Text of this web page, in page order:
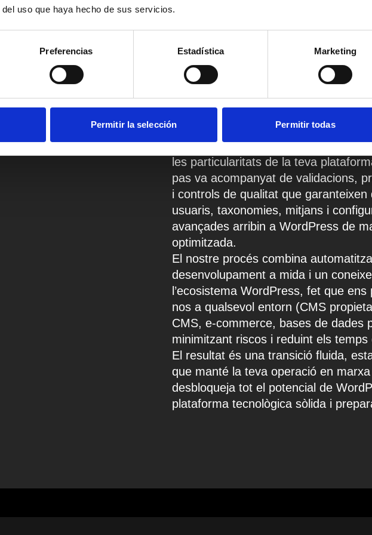
uso que haya hecho de sus servicios.
Preferencias Estadística Marketing
Permitir la selección Permitir todas
Migrar a WordPress no ha de ser un
ni ple de riscos. Dissenyem
de servei, sense pèrdua
gràcies a un enfocament tècnic que
l’estabilitat i la continuïtat operativa
Creem importadors personalitzats
traslladar les dades amb una
respectant estructures complexes,
les particularitats de la teva
pas va acompanyat de validacions,
i controls de qualitat que garanteixen
usuaris, taxonomies, mitjans i
avançades arribin a WordPress de
optimitzada.
El nostre procés combina
desenvolupament a mida i un
l’ecosistema WordPress, fet que
nos a qualsevol entorn (CMS
CMS, e-commerce, bases de dades
minimitzant riscos i reduint els temps
El resultat és una transició fluida,
que manté la teva operació en
desbloqueja tot el potencial de
plataforma tecnològica sòlida i